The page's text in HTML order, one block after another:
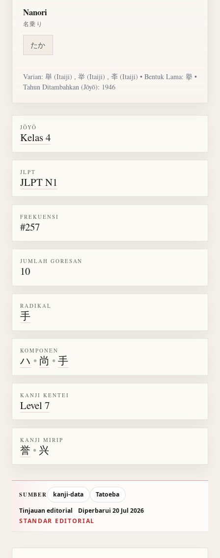
Nanori
名乗り
たか
Varian: 舉 (Itaiji) , 举 (Itaiji) , 㪯 (Itaiji) • Bentuk Lama: 擧 •
Tahun Ditambahkan (Jōyō): 1946
JŌYŌ
Kelas 4
JLPT
JLPT N1
FREKUENSI
#257
JUMLAH GORESAN
10
RADIKAL
手
KOMPONEN
ハ • 尚 •手
KANJI KENTEI
Level 7
KANJI MIRIP
誉 • 兴
SUMBER kanji-data
Tatoeba
Tinjauan editorial
Diperbarui 20 Jul 2026
STANDAR EDITORIAL